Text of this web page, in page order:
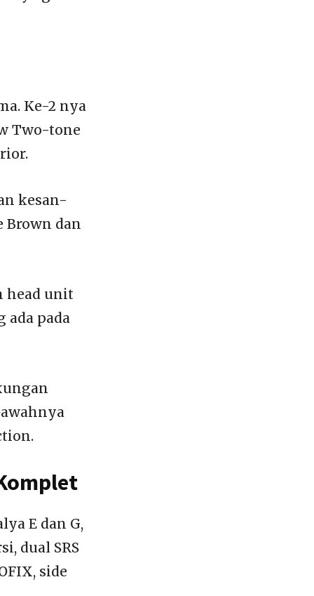
Ke-2 nya
Two-tone
kesan-
dan
head unit
pada
E dan G,
dual SRS
side